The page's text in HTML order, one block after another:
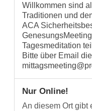
Willkommen sind
Traditionen und
ACA
Tagesmeditation
Bitte über Email
Nur Online!
An diesem Ort gibt